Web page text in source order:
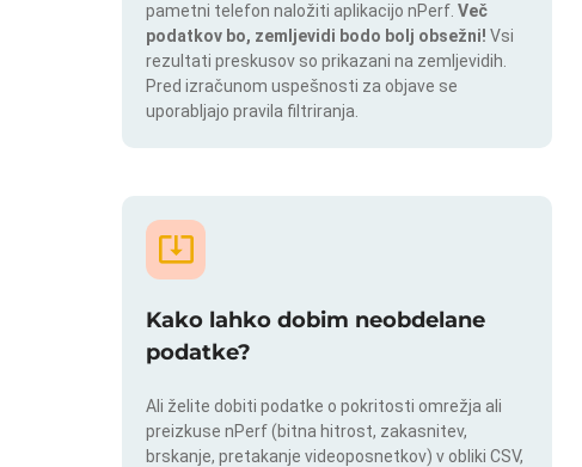
pametni telefon naložiti aplikacijo nPerf. Več
podatkov bo, zemljevidi bodo bolj obsežni! Vsi
rezultati preskusov so prikazani na zemljevidih.
Pred izračunom uspešnosti za objave se
uporabljajo pravila filtriranja.
Kako lahko dobim neobdelane
podatke?
Ali želite dobiti podatke o pokritosti omrežja ali
preizkuse nPerf (bitna hitrost, zakasnitev,
brskanje, pretakanje videoposnetkov) v obliki CSV,